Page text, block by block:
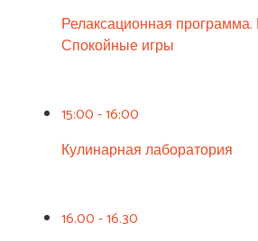
Релаксационная программа.
Спокойные игры
15:00 - 16:00
Кулинарная лаборатория
16.00 - 16.30